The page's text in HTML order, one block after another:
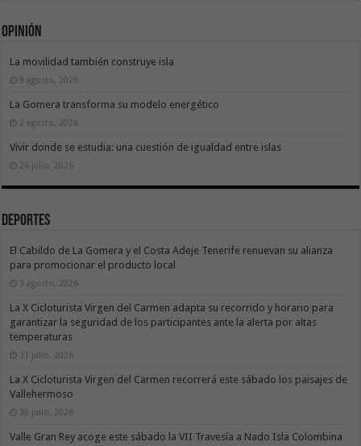
Opinión
La movilidad también construye isla
9 agosto, 2026
La Gomera transforma su modelo energético
2 agosto, 2026
Vivir donde se estudia: una cuestión de igualdad entre islas
26 julio, 2026
Deportes
El Cabildo de La Gomera y el Costa Adeje Tenerife renuevan su alianza
para promocionar el producto local
3 agosto, 2026
La X Cicloturista Virgen del Carmen adapta su recorrido y horario para
garantizar la seguridad de los participantes ante la alerta por altas
temperaturas
31 julio, 2026
La X Cicloturista Virgen del Carmen recorrerá este sábado los paisajes de
Vallehermoso
30 julio, 2026
Valle Gran Rey acoge este sábado la VII Travesía a Nado Isla Colombina